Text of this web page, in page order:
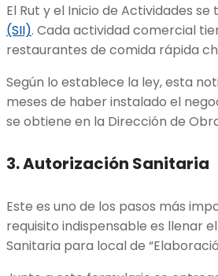
El Rut y el Inicio de Actividades
(SII). Cada actividad comercial
restaurantes de comida rápida
Según lo establece la ley, esta
meses de haber instalado el
se obtiene en la Dirección de
3. Autorización Sanitaria
Este es uno de los pasos más
requisito indispensable es llenar
Sanitaria para local de